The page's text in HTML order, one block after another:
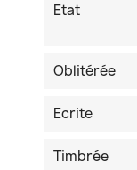
Etat
Oblitérée
Ecrite
Timbrée